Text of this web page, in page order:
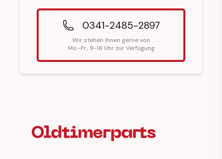
0341-2485-2897
Wir stehen Ihnen gerne von
Mo.-Fr., 9-16 Uhr zur Verfügung